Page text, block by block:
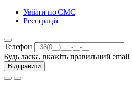
Увійти по СМС
Реєстрація
Телефон
Будь ласка, вкажіть правильний email
Відправити